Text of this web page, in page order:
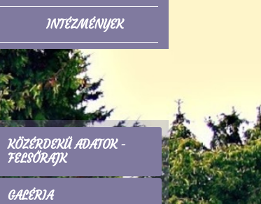
INTÉZMÉNYEK
KÖZÉRDEKŰ ADATOK -
FELSŐRAJK
GALÉRIA